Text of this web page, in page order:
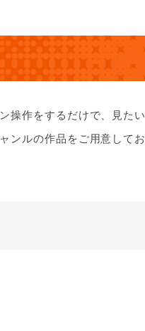
操作をするだけで、見たい
ンルの作品をご用意してお